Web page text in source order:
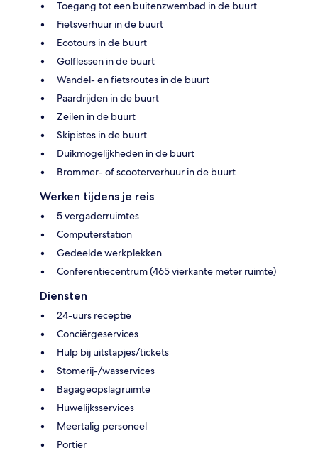
Toegang tot een buitenzwembad in de buurt
Fietsverhuur in de buurt
Ecotours in de buurt
Golflessen in de buurt
Wandel- en fietsroutes in de buurt
Paardrijden in de buurt
Zeilen in de buurt
Skipistes in de buurt
Duikmogelijkheden in de buurt
Brommer- of scooterverhuur in de buurt
Werken tijdens je reis
5 vergaderruimtes
Computerstation
Gedeelde werkplekken
Conferentiecentrum (465 vierkante meter ruimte)
Diensten
24-uurs receptie
Conciërgeservices
Hulp bij uitstapjes/tickets
Stomerij-/wasservices
Bagageopslagruimte
Huwelijksservices
Meertalig personeel
Portier